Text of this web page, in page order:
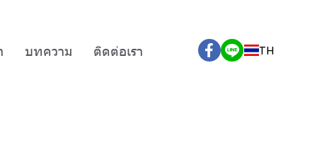
บทความ ติดต่อเรา TH